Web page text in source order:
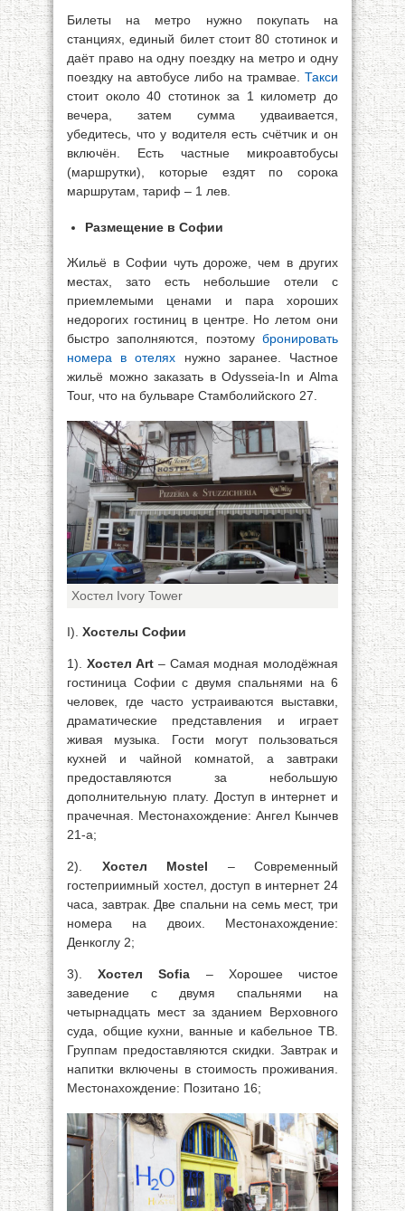
Билеты на метро нужно покупать на
станциях, единый билет стоит 80 стотинок и
даёт право на одну поездку на метро и одну
поездку на автобусе либо на трамвае. Такси
стоит около 40 стотинок за 1 километр до
вечера, затем сумма удваивается,
убедитесь, что у водителя есть счётчик и он
включён. Есть частные микроавтобусы
(маршрутки), которые ездят по сорока
маршрутам, тариф – 1 лев.
Размещение в Софии
Жильё в Софии чуть дороже, чем в других
местах, зато есть небольшие отели с
приемлемыми ценами и пара хороших
недорогих гостиниц в центре. Но летом они
быстро заполняются, поэтому бронировать
номера в отелях нужно заранее. Частное
жильё можно заказать в Odysseia-In и Alma
Tour, что на бульваре Стамболийского 27.
Хостел Ivory Tower
I). Хостелы Софии
1). Хостел Art – Самая модная молодёжная
гостиница Софии с двумя спальнями на 6
человек, где часто устраиваются выставки,
драматические представления и играет
живая музыка. Гости могут пользоваться
кухней и чайной комнатой, а завтраки
предоставляются за небольшую
дополнительную плату. Доступ в интернет и
прачечная. Местонахождение: Ангел Кынчев
21-а;
2). Хостел Mostel – Современный
гостеприимный хостел, доступ в интернет 24
часа, завтрак. Две спальни на семь мест, три
номера на двоих. Местонахождение:
Денкоглу 2;
3).Хостел Sofia – Хорошее чистое
заведение с двумя спальнями на
четырнадцать мест за зданием Верховного
суда, общие кухни, ванные и кабельное ТВ.
Группам предоставляются скидки. Завтрак и
напитки включены в стоимость проживания.
Местонахождение: Позитано 16;